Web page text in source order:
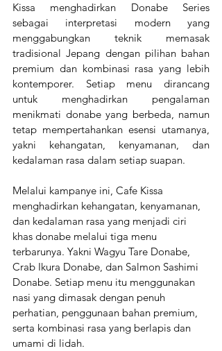
Kissa menghadirkan Donabe Series
sebagai interpretasi modern yang
menggabungkan teknik memasak
tradisional Jepang dengan pilihan bahan
premium dan kombinasi rasa yang lebih
kontemporer. Setiap menu dirancang
untuk menghadirkan pengalaman
menikmati donabe yang berbeda, namun
tetap mempertahankan esensi utamanya,
yakni kehangatan, kenyamanan, dan
kedalaman rasa dalam setiap suapan.
Melalui kampanye ini, Cafe Kissa
menghadirkan kehangatan, kenyamanan,
dan kedalaman rasa yang menjadi ciri
khas donabe melalui tiga menu
terbarunya. Yakni Wagyu Tare Donabe,
Crab Ikura Donabe, dan Salmon Sashimi
Donabe. Setiap menu itu menggunakan
nasi yang dimasak dengan penuh
perhatian, penggunaan bahan premium,
serta kombinasi rasa yang berlapis dan
umami di lidah.